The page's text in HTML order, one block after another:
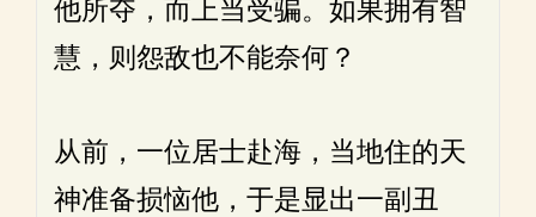
他所夺，而上当受骗。如果拥有智
慧，则怨敌也不能奈何？
从前，一位居士赴海，当地住的天
神准备损恼他，于是显出一副丑